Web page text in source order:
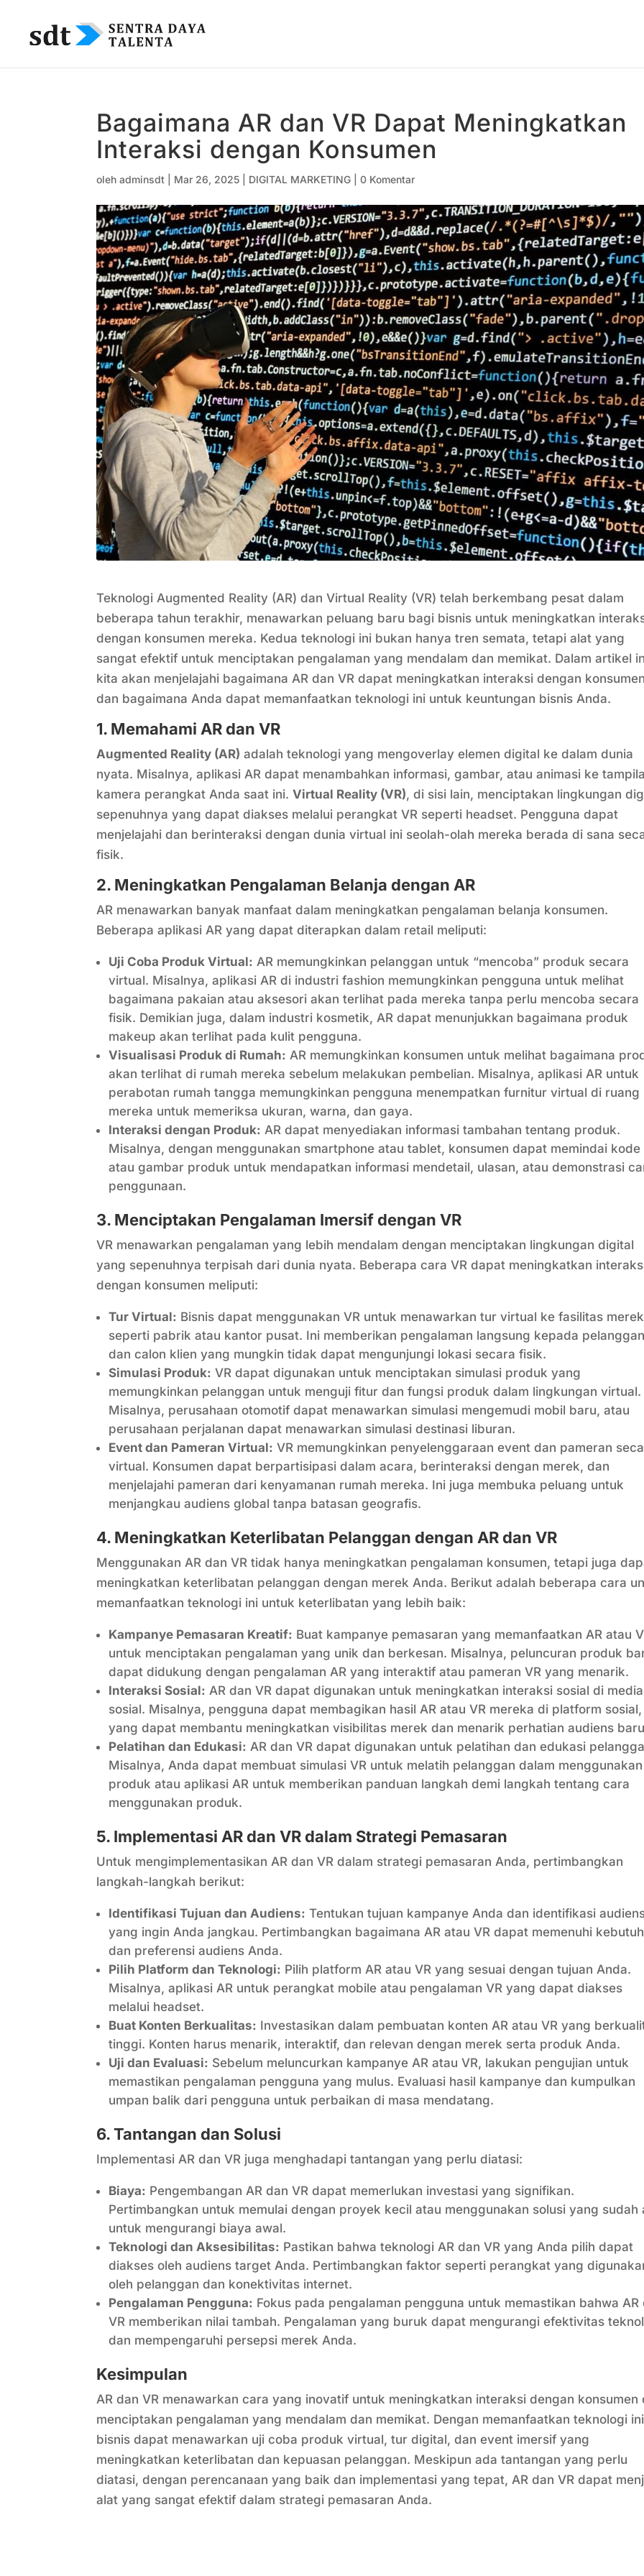
Bagaimana AR dan VR Dapat Meningkatkan
Interaksi dengan Konsumen
olehadminsdt Mar 26, 2025 DIGITAL MARKETING |0 Komentar
Teknologi Augmented Reality (AR) dan Virtual Reality (VR) telah berkembang pesat dalam
beberapa tahun terakhir, menawarkan peluang baru bagi bisnis untuk meningkatkan
dengan konsumen mereka. Kedua teknologi ini bukan hanya tren semata, tetapi alat yang
sangat efektif untuk menciptakan pengalaman yang mendalam dan memikat. Dalam artikel
kita akan menjelajahi bagaimana AR dan VR dapat meningkatkan interaksi dengan konsumen
dan bagaimana Anda dapat memanfaatkan teknologi ini untuk keuntungan bisnis Anda.
1. Memahami AR dan VR
Augmented Reality (AR) adalah teknologi yang mengoverlay elemen digital ke dalam dunia
nyata. Misalnya, aplikasi AR dapat menambahkan informasi, gambar, atau animasi ke
kamera perangkat Anda saat ini.Virtual Reality (VR), di sisi lain, menciptakan lingkungan
sepenuhnya yang dapat diakses melalui perangkat VR seperti headset. Pengguna dapat
menjelajahi dan berinteraksi dengan dunia virtual ini seolah-olah mereka berada di sana
fisik.
2. Meningkatkan Pengalaman Belanja dengan AR
AR menawarkan banyak manfaat dalam meningkatkan pengalaman belanja konsumen.
Beberapa aplikasi AR yang dapat diterapkan dalam retail meliputi:
Uji Coba Produk Virtual: AR memungkinkan pelanggan untuk “mencoba” produk secara
virtual. Misalnya, aplikasi AR di industri fashion memungkinkan pengguna untuk melihat
bagaimana pakaian atau aksesori akan terlihat pada mereka tanpa perlu mencoba secara
fisik. Demikian juga, dalam industri kosmetik, AR dapat menunjukkan bagaimana produk
makeup akan terlihat pada kulit pengguna.
Visualisasi Produk di Rumah: AR memungkinkan konsumen untuk melihat bagaimana
akan terlihat di rumah mereka sebelum melakukan pembelian. Misalnya, aplikasi AR untuk
perabotan rumah tangga memungkinkan pengguna menempatkan furnitur virtual di ruang
mereka untuk memeriksa ukuran, warna, dan gaya.
Interaksi dengan Produk: AR dapat menyediakan informasi tambahan tentang produk.
Misalnya, dengan menggunakan smartphone atau tablet, konsumen dapat memindai kode
atau gambar produk untuk mendapatkan informasi mendetail, ulasan, atau demonstrasi
penggunaan.
3. Menciptakan Pengalaman Imersif dengan VR
VR menawarkan pengalaman yang lebih mendalam dengan menciptakan lingkungan digital
yang sepenuhnya terpisah dari dunia nyata. Beberapa cara VR dapat meningkatkan
dengan konsumen meliputi:
Tur Virtual: Bisnis dapat menggunakan VR untuk menawarkan tur virtual ke fasilitas
seperti pabrik atau kantor pusat. Ini memberikan pengalaman langsung kepada pelanggan
dan calon klien yang mungkin tidak dapat mengunjungi lokasi secara fisik.
Simulasi Produk: VR dapat digunakan untuk menciptakan simulasi produk yang
memungkinkan pelanggan untuk menguji fitur dan fungsi produk dalam lingkungan virtual.
Misalnya, perusahaan otomotif dapat menawarkan simulasi mengemudi mobil baru, atau
perusahaan perjalanan dapat menawarkan simulasi destinasi liburan.
Event dan Pameran Virtual: VR memungkinkan penyelenggaraan event dan pameran
virtual. Konsumen dapat berpartisipasi dalam acara, berinteraksi dengan merek, dan
menjelajahi pameran dari kenyamanan rumah mereka. Ini juga membuka peluang untuk
menjangkau audiens global tanpa batasan geografis.
4. Meningkatkan Keterlibatan Pelanggan dengan AR dan VR
Menggunakan AR dan VR tidak hanya meningkatkan pengalaman konsumen, tetapi juga
meningkatkan keterlibatan pelanggan dengan merek Anda. Berikut adalah beberapa cara
memanfaatkan teknologi ini untuk keterlibatan yang lebih baik:
Kampanye Pemasaran Kreatif: Buat kampanye pemasaran yang memanfaatkan AR atau
untuk menciptakan pengalaman yang unik dan berkesan. Misalnya, peluncuran produk
dapat didukung dengan pengalaman AR yang interaktif atau pameran VR yang menarik.
Interaksi Sosial: AR dan VR dapat digunakan untuk meningkatkan interaksi sosial di media
sosial. Misalnya, pengguna dapat membagikan hasil AR atau VR mereka di platform sosial,
yang dapat membantu meningkatkan visibilitas merek dan menarik perhatian audiens
Pelatihan dan Edukasi: AR dan VR dapat digunakan untuk pelatihan dan edukasi
Misalnya, Anda dapat membuat simulasi VR untuk melatih pelanggan dalam menggunakan
produk atau aplikasi AR untuk memberikan panduan langkah demi langkah tentang cara
menggunakan produk.
5. Implementasi AR dan VR dalam Strategi Pemasaran
Untuk mengimplementasikan AR dan VR dalam strategi pemasaran Anda, pertimbangkan
langkah-langkah berikut:
Identifikasi Tujuan dan Audiens: Tentukan tujuan kampanye Anda dan identifikasi
yang ingin Anda jangkau. Pertimbangkan bagaimana AR atau VR dapat memenuhi
dan preferensi audiens Anda.
Pilih Platform dan Teknologi: Pilih platform AR atau VR yang sesuai dengan tujuan Anda.
Misalnya, aplikasi AR untuk perangkat mobile atau pengalaman VR yang dapat diakses
melalui headset.
Buat Konten Berkualitas: Investasikan dalam pembuatan konten AR atau VR yang
tinggi. Konten harus menarik, interaktif, dan relevan dengan merek serta produk Anda.
Uji dan Evaluasi: Sebelum meluncurkan kampanye AR atau VR, lakukan pengujian untuk
memastikan pengalaman pengguna yang mulus. Evaluasi hasil kampanye dan kumpulkan
umpan balik dari pengguna untuk perbaikan di masa mendatang.
6. Tantangan dan Solusi
Implementasi AR dan VR juga menghadapi tantangan yang perlu diatasi:
Biaya: Pengembangan AR dan VR dapat memerlukan investasi yang signifikan.
Pertimbangkan untuk memulai dengan proyek kecil atau menggunakan solusi yang sudah
untuk mengurangi biaya awal.
Teknologi dan Aksesibilitas: Pastikan bahwa teknologi AR dan VR yang Anda pilih dapat
diakses oleh audiens target Anda. Pertimbangkan faktor seperti perangkat yang
oleh pelanggan dan konektivitas internet.
Pengalaman Pengguna: Fokus pada pengalaman pengguna untuk memastikan bahwa AR
VR memberikan nilai tambah. Pengalaman yang buruk dapat mengurangi efektivitas
dan mempengaruhi persepsi merek Anda.
Kesimpulan
AR dan VR menawarkan cara yang inovatif untuk meningkatkan interaksi dengan konsumen
menciptakan pengalaman yang mendalam dan memikat. Dengan memanfaatkan teknologi
bisnis dapat menawarkan uji coba produk virtual, tur digital, dan event imersif yang
meningkatkan keterlibatan dan kepuasan pelanggan. Meskipun ada tantangan yang perlu
diatasi, dengan perencanaan yang baik dan implementasi yang tepat, AR dan VR dapat
alat yang sangat efektif dalam strategi pemasaran Anda.